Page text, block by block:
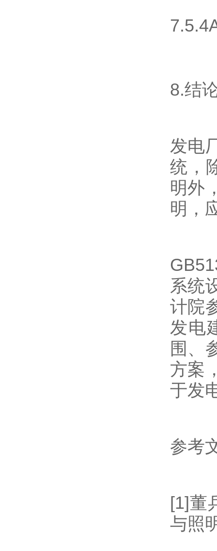
8.结
发电
统，
明外
明，
系统
计院
发电
围、
方案
于发
参考
[1]董
与照